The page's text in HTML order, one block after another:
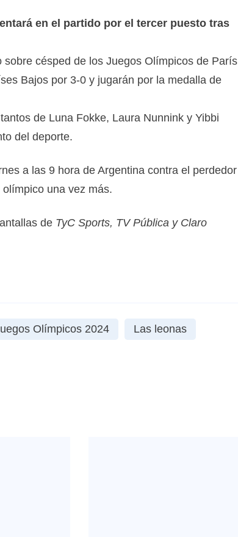
en el partido por el tercer puesto tras
césped de los Juegos Olímpicos de París
Bajos por 3-0 y jugarán por la medalla de
de Luna Fokke, Laura Nunnink y Yibbi
del deporte.
a las 9 hora de Argentina contra el perdedor
una vez más.
de TyC Sports, TV Pública y Claro
Olímpicos 2024 Las leonas